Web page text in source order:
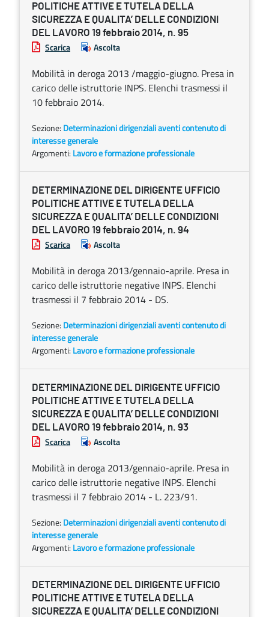
POLITICHE ATTIVE E TUTELA DELLA
SICUREZZA E QUALITA’ DELLE CONDIZIONI
DEL LAVORO 19 febbraio 2014, n. 95
Scarica Ascolta
Mobilità in deroga 2013 /maggio-giugno. Presa in
carico delle istruttorie INPS. Elenchi trasmessi il
10 febbraio 2014.
Sezione: Determinazioni dirigenziali aventi contenuto di
interesse generale
Argomenti: Lavoro e formazione professionale
DETERMINAZIONE DEL DIRIGENTE UFFICIO
POLITICHE ATTIVE E TUTELA DELLA
SICUREZZA E QUALITA’ DELLE CONDIZIONI
DEL LAVORO 19 febbraio 2014, n. 94
Scarica Ascolta
Mobilità in deroga 2013/gennaio-aprile. Presa in
carico delle istruttorie negative INPS. Elenchi
trasmessi il 7 febbraio 2014 - DS.
Sezione: Determinazioni dirigenziali aventi contenuto di
interesse generale
Argomenti: Lavoro e formazione professionale
DETERMINAZIONE DEL DIRIGENTE UFFICIO
POLITICHE ATTIVE E TUTELA DELLA
SICUREZZA E QUALITA’ DELLE CONDIZIONI
DEL LAVORO 19 febbraio 2014, n. 93
Scarica Ascolta
Mobilità in deroga 2013/gennaio-aprile. Presa in
carico delle istruttorie negative INPS. Elenchi
trasmessi il 7 febbraio 2014 - L. 223/91.
Sezione: Determinazioni dirigenziali aventi contenuto di
interesse generale
Argomenti: Lavoro e formazione professionale
DETERMINAZIONE DEL DIRIGENTE UFFICIO
POLITICHE ATTIVE E TUTELA DELLA
SICUREZZA E QUALITA’ DELLE CONDIZIONI